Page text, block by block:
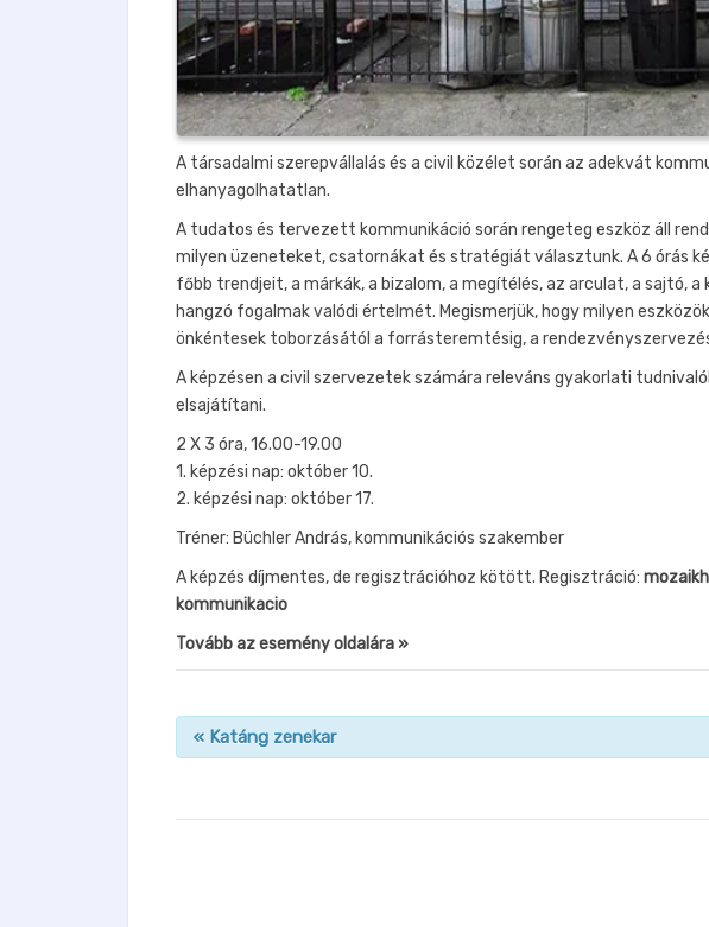
A társadalmi szerepvállalás és a civil közélet során az adekvát
elhanyagolhatatlan.
A tudatos és tervezett kommunikáció során rengeteg eszköz áll
milyen üzeneteket, csatornákat és stratégiát választunk. A 6 órás
főbb trendjeit, a márkák, a bizalom, a megítélés, az arculat, a sajtó, a
hangzó fogalmak valódi értelmét. Megismerjük, hogy milyen
önkéntesek toborzásától a forrásteremtésig, a
A képzésen a civil szervezetek számára releváns gyakorlati
elsajátítani.
2 X 3 óra, 16.00-19.00
1. képzési nap: október 10.
2. képzési nap: október 17.
Tréner: Büchler András, kommunikációs szakember
A képzés díjmentes, de regisztrációhoz kötött. Regisztráció:
kommunikacio
Tovább az esemény oldalára »
n
« Katáng zenekar